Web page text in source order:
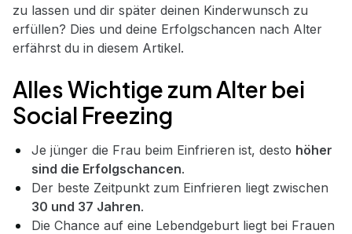
zu lassen und dir später deinen Kinderwunsch zu
erfüllen? Dies und deine Erfolgschancen nach Alter
erfährst du in diesem Artikel.
Alles Wichtige zum Alter bei
Social Freezing
Je jünger die Frau beim Einfrieren ist, desto höher
sind die Erfolgschancen.
Der beste Zeitpunkt zum Einfrieren liegt zwischen
30 und 37 Jahren.
Die Chance auf eine Lebendgeburt liegt bei Frauen